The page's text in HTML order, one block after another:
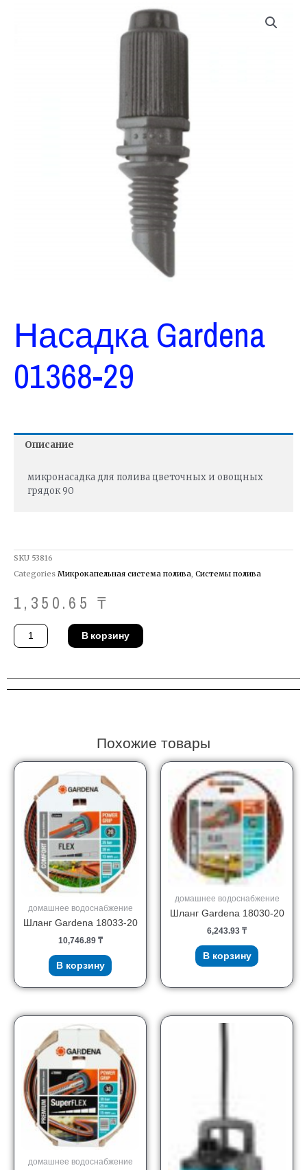
Насадка Gardena
01368-29
Описание
микронасадка для полива цветочных и овощных
грядок 90
SKU 53816
Categories Микрокапельная система полива, Системы полива
1,350.65 ₸
Количество
товара
Насадка
В корзину
Похожие товары
домашнее водоснабжение
Шланг Gardena 18033-20
10,746.89 ₸
В корзину
домашнее водоснабжение
Шланг Gardena 18030-20
6,243.93 ₸
В корзину
домашнее водоснабжение